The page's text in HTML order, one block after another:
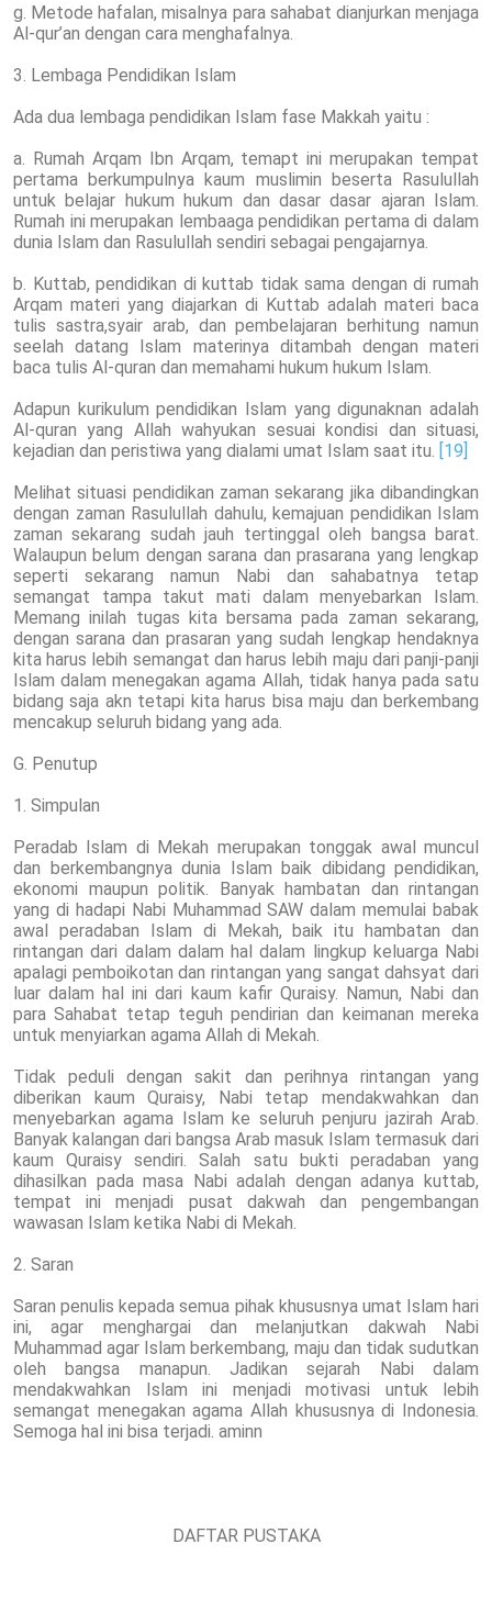
g. Metode hafalan, misalnya para sahabat dianjurkan menjaga
Al-qur’an dengan cara menghafalnya.
3. Lembaga Pendidikan Islam
Ada dua lembaga pendidikan Islam fase Makkah yaitu :
a. Rumah Arqam Ibn Arqam, temapt ini merupakan tempat
pertama berkumpulnya kaum muslimin beserta Rasulullah
untuk belajar hukum hukum dan dasar dasar ajaran Islam.
Rumah ini merupakan lembaaga pendidikan pertama di dalam
dunia Islam dan Rasulullah sendiri sebagai pengajarnya.
b. Kuttab, pendidikan di kuttab tidak sama dengan di rumah
Arqam materi yang diajarkan di Kuttab adalah materi baca
tulis sastra,syair arab, dan pembelajaran berhitung namun
seelah datang Islam materinya ditambah dengan materi
baca tulis Al-quran dan memahami hukum hukum Islam.
Adapun kurikulum pendidikan Islam yang digunaknan adalah
Al-quran yang Allah wahyukan sesuai kondisi dan situasi,
kejadian dan peristiwa yang dialami umat Islam saat itu. [19]
Melihat situasi pendidikan zaman sekarang jika dibandingkan
dengan zaman Rasulullah dahulu, kemajuan pendidikan Islam
zaman sekarang sudah jauh tertinggal oleh bangsa barat.
Walaupun belum dengan sarana dan prasarana yang lengkap
seperti sekarang namun Nabi dan sahabatnya tetap
semangat tampa takut mati dalam menyebarkan Islam.
Memang inilah tugas kita bersama pada zaman sekarang,
dengan sarana dan prasaran yang sudah lengkap hendaknya
kita harus lebih semangat dan harus lebih maju dari panji-panji
Islam dalam menegakan agama Allah, tidak hanya pada satu
bidang saja akn tetapi kita harus bisa maju dan berkembang
mencakup seluruh bidang yang ada.
G. Penutup
1. Simpulan
Peradab Islam di Mekah merupakan tonggak awal muncul
dan berkembangnya dunia Islam baik dibidang pendidikan,
ekonomi maupun politik. Banyak hambatan dan rintangan
yang di hadapi Nabi Muhammad SAW dalam memulai babak
awal peradaban Islam di Mekah, baik itu hambatan dan
rintangan dari dalam dalam hal dalam lingkup keluarga Nabi
apalagi pemboikotan dan rintangan yang sangat dahsyat dari
luar dalam hal ini dari kaum kafir Quraisy. Namun, Nabi dan
para Sahabat tetap teguh pendirian dan keimanan mereka
untuk menyiarkan agama Allah di Mekah.
Tidak peduli dengan sakit dan perihnya rintangan yang
diberikan kaum Quraisy, Nabi tetap mendakwahkan dan
menyebarkan agama Islam ke seluruh penjuru jazirah Arab.
Banyak kalangan dari bangsa Arab masuk Islam termasuk dari
kaum Quraisy sendiri. Salah satu bukti peradaban yang
dihasilkan pada masa Nabi adalah dengan adanya kuttab,
tempat ini menjadi pusat dakwah dan pengembangan
wawasan Islam ketika Nabi di Mekah.
2. Saran
Saran penulis kepada semua pihak khususnya umat Islam hari
ini, agar menghargai dan melanjutkan dakwah Nabi
Muhammad agar Islam berkembang, maju dan tidak sudutkan
oleh bangsa manapun. Jadikan sejarah Nabi dalam
mendakwahkan Islam ini menjadi motivasi untuk lebih
semangat menegakan agama Allah khususnya di Indonesia.
Semoga hal ini bisa terjadi. aminn
DAFTAR PUSTAKA